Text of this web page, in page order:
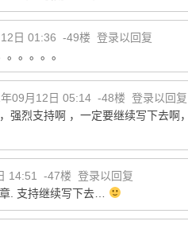
日 01:36 -49楼 登录以回复
。。。。
09月12日 05:14 -48楼 登录以回复
强烈支持啊 ，一定要继续写下去啊
14:51 -47楼 登录以回复
. 支持继续写下去…